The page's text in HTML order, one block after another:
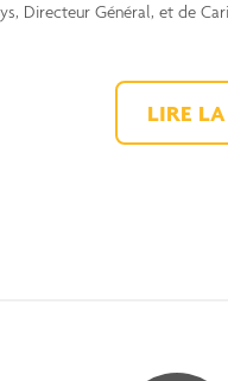
Directeur Général, et de
LIRE